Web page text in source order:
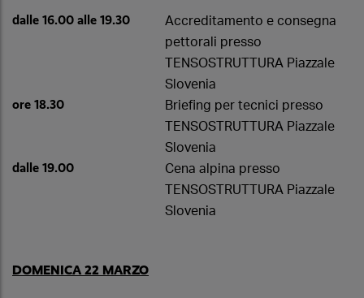
dalle 16.00 alle 19.30
Accreditamento e consegna
pettorali presso
TENSOSTRUTTURA Piazzale
Slovenia
ore 18.30
Briefing per tecnici presso
TENSOSTRUTTURA Piazzale
Slovenia
dalle 19.00
Cena alpina presso
TENSOSTRUTTURA Piazzale
Slovenia
DOMENICA 22 MARZO